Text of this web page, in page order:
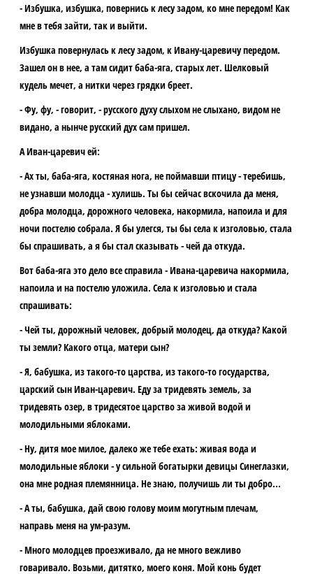
- Избушка, избушка, повернись к лесу задом, ко мне передом! Как
мне в тебя зайти, так и выйти.
Избушка повернулась к лесу задом, к Ивану-царевичу передом.
Зашел он в нее, а там сидит баба-яга, старых лет. Шелковый
кудель мечет, а нитки через грядки бреет.
- Фу, фу, - говорит, - русского духу слыхом не слыхано, видом не
видано, а нынче русский дух сам пришел.
А Иван-царевич ей:
- Ах ты, баба-яга, костяная нога, не поймавши птицу - теребишь,
не узнавши молодца - хулишь. Ты бы сейчас вскочила да меня,
добра молодца, дорожного человека, накормила, напоила и для
ночи постелю собрала. Я бы улегся, ты бы села к изголовью, стала
бы спрашивать, а я бы стал сказывать - чей да откуда.
Вот баба-яга это дело все справила - Ивана-царевича накормила,
напоила и на постелю уложила. Села к изголовью и стала
спрашивать:
- Чей ты, дорожный человек, добрый молодец, да откуда? Какой
ты земли? Какого отца, матери сын?
- Я, бабушка, из такого-то царства, из такого-то государства,
царский сын Иван-царевич. Еду за тридевять земель, за
тридевять озер, в тридесятое царство за живой водой и
молодильными яблоками.
- Ну, дитя мое милое, далеко же тебе ехать: живая вода и
молодильные яблоки - у сильной богатырки девицы Синеглазки,
она мне родная племянница. Не знаю, получишь ли ты добро...
- А ты, бабушка, дай свою голову моим могутным плечам,
направь меня на ум-разум.
- Много молодцев проезживало, да не много вежливо
говаривало. Возьми, дитятко, моего коня. Мой конь будет